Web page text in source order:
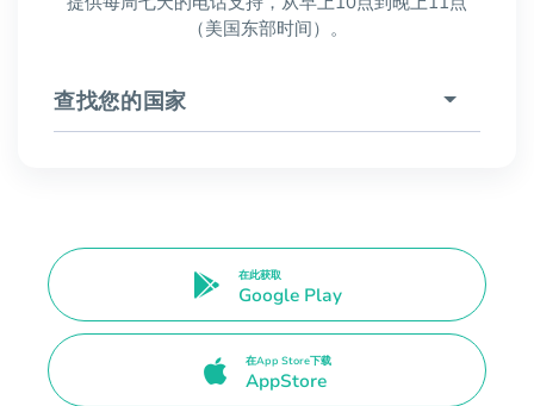
（美国东部时间）。
查找您的国家
在此获取
Google Play
在App Store下载
AppStore